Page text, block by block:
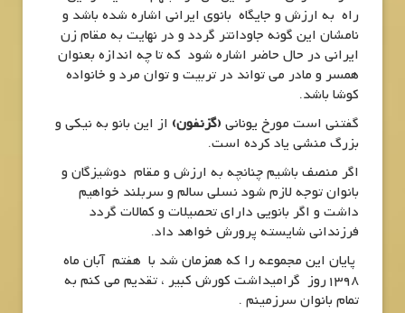
راه به ارزش و جایگاه بانوی ایرانی اشاره شده باشد و
نامشان این گونه جاودانتر گردد و در نهایت به مقام زن
ایرانی در حال حاضر اشاره شود که تا چه اندازه بعنوان
همسر و مادر می تواند در تربیت و توان مرد و خانواده
کوشا باشد.
گفتنی است مورخ یونانی(گزنفون) از این بانو به نیکی و
بزرگ منشی یاد کرده است.
اگر منصف باشیم چنانچه به ارزش و مقام دوشیزگان و
بانوان توجه لازم شود نسلی سالم و سربلند خواهیم
داشت و اگر بانویی دارای تحصیلات و کمالات گردد
فرزندانی شایسته پرورش خواهد داد.
پایان این مجموعه را که همزمان شد با هفتم آبان ماه
1398روز گرامیداشت کورش کبیر ، تقدیم می کنم به
تمام بانوان سرزمینم .